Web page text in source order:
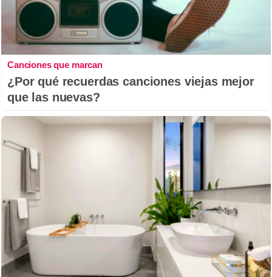
Canciones que marcan
¿Por qué recuerdas canciones viejas mejor
que las nuevas?